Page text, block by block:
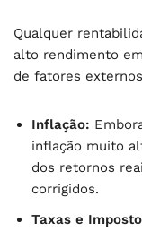
Qualquer
alto rendimento
de fatores
Inflação:
inflação muito
dos retornos
corrigidos.
Taxas e